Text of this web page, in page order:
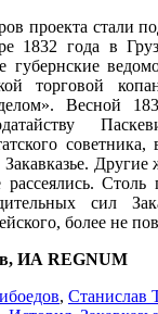
проекта стали
1832 года в
губернские
торговой
Весной
Закавказье.
рассеялись. Столь
сил
более не
ИА REGNUM
, Станислав